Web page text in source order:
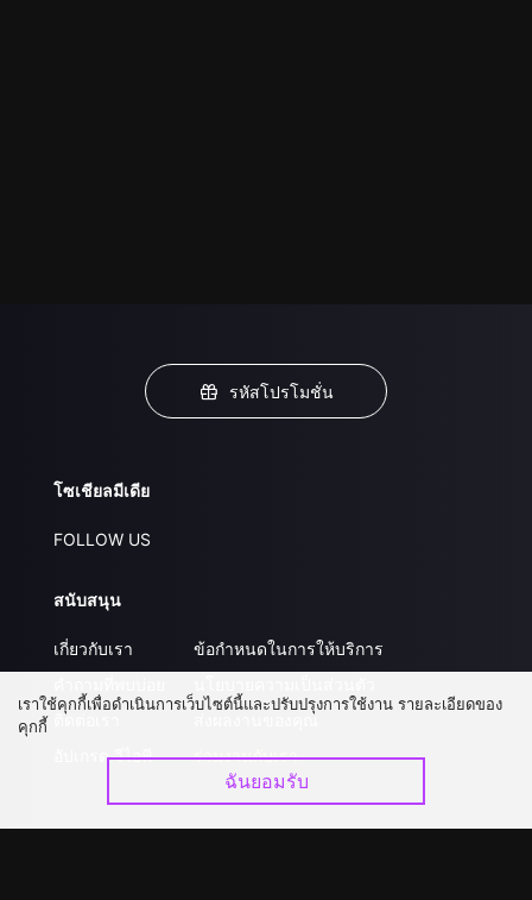
รหัสโปรโมชั่น
โซเชียลมีเดีย
FOLLOW US
สนับสนุน
เกี่ยวกับเรา
ติดต่อเรา
อัปเกรด วีไอพี
ข้อกำหนดในการให้บริการ
ส่งผลงานของคุณ
ร่วมงานกับเรา
เราใช้คุกกี้เพื่อดำเนินการเว็บไซต์นี้และปรับปรุงการใช้งาน รายละเอียดของ
คุกกี้
ฉันยอมรับ